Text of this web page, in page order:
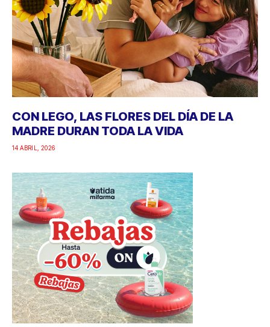
CON LEGO, LAS FLORES DEL DÍA DE LA
MADRE DURAN TODA LA VIDA
14 ABRIL, 2026